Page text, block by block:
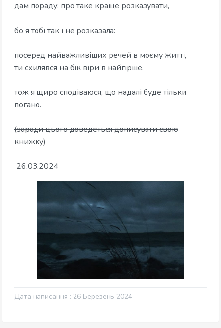
дам пораду: про таке краще розказувати,
бо я тобі так і не розказала:
посеред найважливіших речей в моєму житті,
ти схилявся на бік віри в найгірше.
тож я щиро сподіваюся, що надалі буде тільки
погано.
(заради цього доведеться дописувати свою
книжку)
26.03.2024
Дата написання : 26 Березень 2024